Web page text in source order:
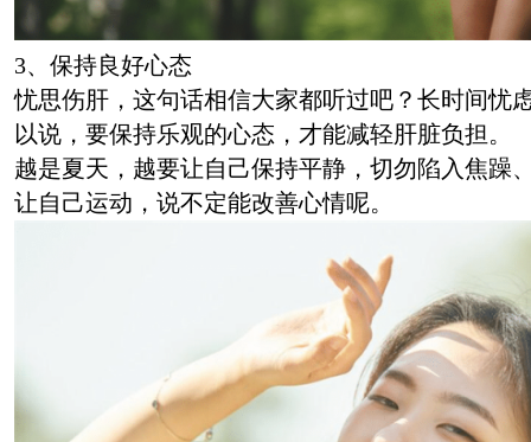
3、保持良好心态
忧思伤肝，这句话相信大家都听过吧？长时间忧
以说，要保持乐观的心态，才能减轻肝脏负担。
越是夏天，越要让自己保持平静，切勿陷入焦躁
让自己运动，说不定能改善心情呢。